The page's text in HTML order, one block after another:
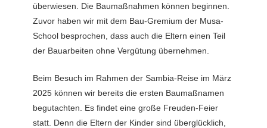
überwiesen. Die Baumaßnahmen können beginnen.
Zuvor haben wir mit dem Bau-Gremium der Musa-
School besprochen, dass auch die Eltern einen Teil
der Bauarbeiten ohne Vergütung übernehmen.
Beim Besuch im Rahmen der Sambia-Reise im März
2025 können wir bereits die ersten Baumaßnamen
begutachten. Es findet eine große Freuden-Feier
statt. Denn die Eltern der Kinder sind überglücklich,